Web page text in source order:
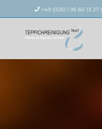
+49 (0)30 / 95 60 13 27 |